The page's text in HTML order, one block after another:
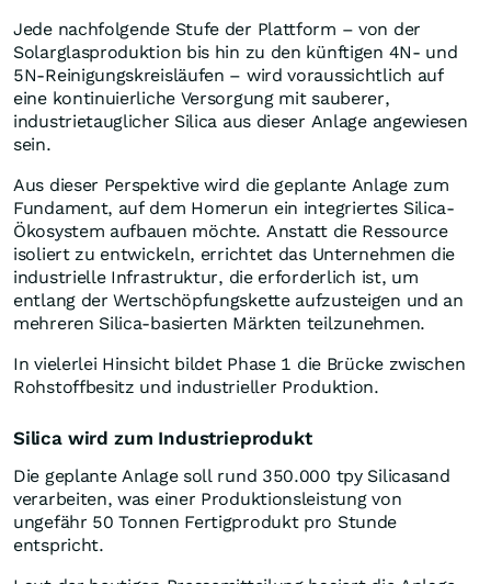
Jede nachfolgende Stufe der Plattform – von der
Solarglasproduktion bis hin zu den künftigen 4N- und
5N-Reinigungskreisläufen – wird voraussichtlich auf
eine kontinuierliche Versorgung mit sauberer,
industrietauglicher Silica aus dieser Anlage angewiesen
sein.
Aus dieser Perspektive wird die geplante Anlage zum
Fundament, auf dem Homerun ein integriertes Silica-
Ökosystem aufbauen möchte. Anstatt die Ressource
isoliert zu entwickeln, errichtet das Unternehmen die
industrielle Infrastruktur, die erforderlich ist, um
entlang der Wertschöpfungskette aufzusteigen und an
mehreren Silica-basierten Märkten teilzunehmen.
In vielerlei Hinsicht bildet Phase 1 die Brücke zwischen
Rohstoffbesitz und industrieller Produktion.
Silica wird zum Industrieprodukt
Die geplante Anlage soll rund 350.000 tpy Silicasand
verarbeiten, was einer Produktionsleistung von
ungefähr 50 Tonnen Fertigprodukt pro Stunde
entspricht.